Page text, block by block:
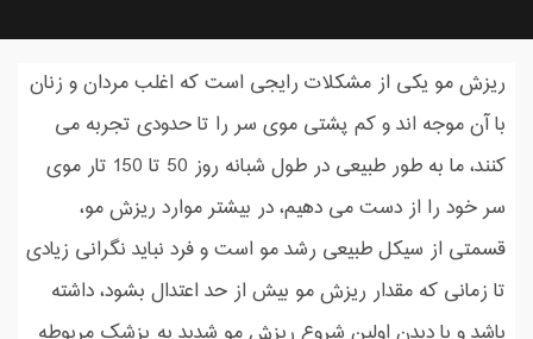
ریزش مو یکی از مشکلات رایجی است که اغلب مردان و زنان
با آن موجه اند و کم پشتی موی سر را تا حدودی تجربه می
کنند، ما به طور طبیعی در طول شبانه روز 50 تا 150 تار موی
سر خود را از دست می دهیم، در بیشتر موارد ریزش مو،
قسمتی از سیکل طبیعی رشد مو است و فرد نباید نگرانی زیادی
تا زمانی که مقدار ریزش مو بیش از حد اعتدال بشود، داشته